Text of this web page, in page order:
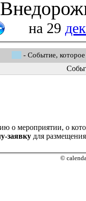
на 29
- Событие,
о мероприятии, о
заявкудля
©